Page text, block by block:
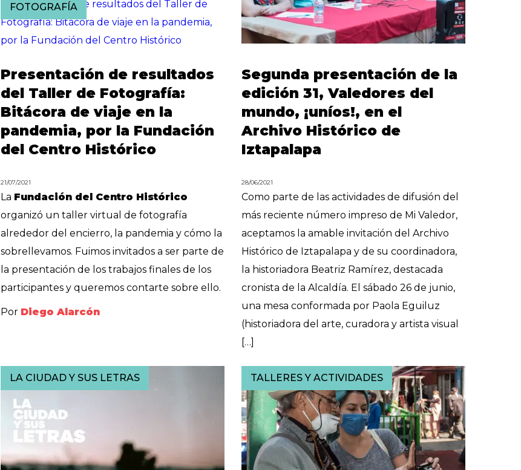
FOTOGRAFÍA
Presentación de resultados
del Taller de Fotografía:
Bitácora de viaje en la
pandemia, por la Fundación
del Centro Histórico
21/07/2021
La Fundación del Centro Histórico
organizó un taller virtual de fotografía
alrededor del encierro, la pandemia y cómo la
sobrellevamos. Fuimos invitados a ser parte de
la presentación de los trabajos finales de los
participantes y queremos contarte sobre ello.
Por Diego Alarcón
Segunda presentación de la
edición 31, Valedores del
mundo, ¡uníos!, en el
Archivo Histórico de
Iztapalapa
28/06/2021
Como parte de las actividades de difusión del
más reciente número impreso de Mi Valedor,
aceptamos la amable invitación del Archivo
Histórico de Iztapalapa y de su coordinadora,
la historiadora Beatriz Ramírez, destacada
cronista de la Alcaldía. El sábado 26 de junio,
una mesa conformada por Paola Eguiluz
(historiadora del arte, curadora y artista visual
[…]
LA CIUDAD Y SUS LETRAS TALLERES Y ACTIVIDADES